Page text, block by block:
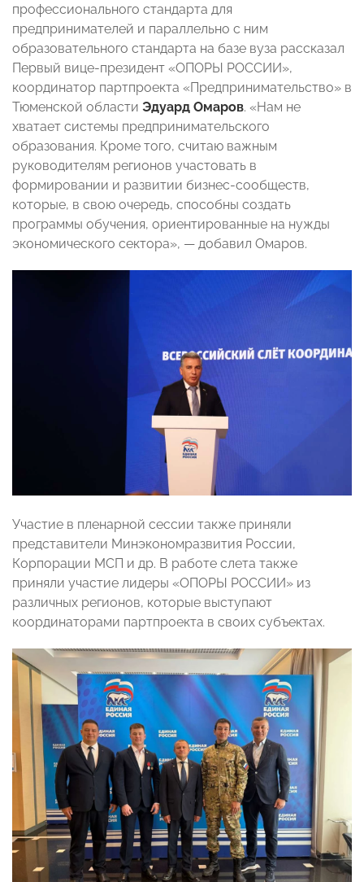
профессионального стандарта для
предпринимателей и параллельно с ним
образовательного стандарта на базе вуза рассказал
Первый вице-президент «ОПОРЫ РОССИИ»,
координатор партпроекта «Предпринимательство» в
Тюменской области Эдуард Омаров. «Нам не
хватает системы предпринимательского
образования. Кроме того, считаю важным
руководителям регионов участовать в
формировании и развитии бизнес-сообществ,
которые, в свою очередь, способны создать
программы обучения, ориентированные на нужды
экономического сектора», — добавил Омаров.
Участие в пленарной сессии также приняли
представители Минэкономразвития России,
Корпорации МСП и др. В работе слета также
приняли участие лидеры «ОПОРЫ РОССИИ» из
различных регионов, которые выступают
координаторами партпроекта в своих субъектах.